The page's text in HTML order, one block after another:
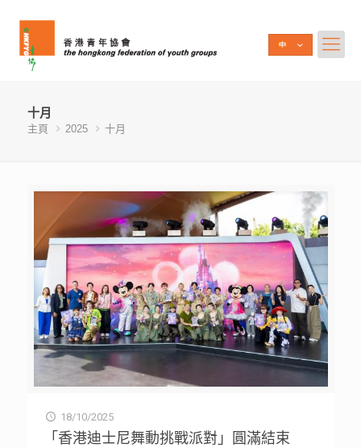
十月
主頁 2025 十月
18/10/2025
「香港迪士尼舞動挑戰派對」圓滿結束